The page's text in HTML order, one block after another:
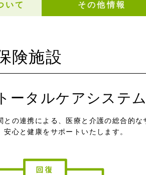
いて その他情報
険施設
ータルケアシステ
との連携による、医療と介護の総合的な
安心と健康をサポートいたします。